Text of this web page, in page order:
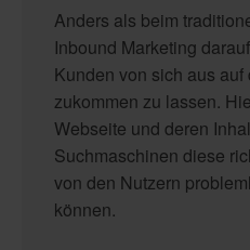
Anders als beim
Inbound Marketing
Kunden von sich aus
zukommen zu lassen.
Webseite und deren
Suchmaschinen diese
von den Nutzern
können.